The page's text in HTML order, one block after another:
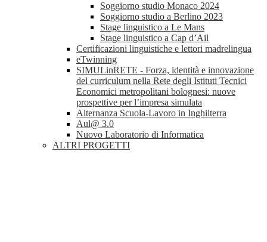
Soggiorno studio Monaco 2024
Soggiorno studio a Berlino 2023
Stage linguistico a Le Mans
Stage linguistico a Cap d’Ail
Certificazioni linguistiche e lettori madrelingua
eTwinning
SIMULinRETE - Forza, identità e innovazione
del curriculum nella Rete degli Istituti Tecnici
Economici metropolitani bolognesi: nuove
prospettive per l’impresa simulata
Alternanza Scuola-Lavoro in Inghilterra
Aul@ 3.0
Nuovo Laboratorio di Informatica
ALTRI PROGETTI